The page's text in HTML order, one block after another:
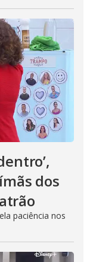
dos
paciência nos